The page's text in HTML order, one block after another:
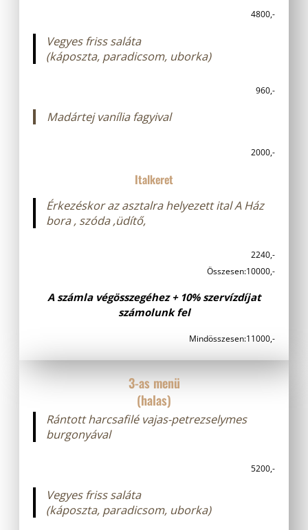
4800,-
Vegyes friss saláta
(káposzta, paradicsom, uborka)
960,-
Madártej vanília fagyival
2000,-
Italkeret
Érkezéskor az asztalra helyezett italA Ház
bora , szóda ,üdítő,
2240,-
Összesen:10000,-
A számla végösszegéhez + 10% szervízdíjat
számolunk fel
Mindösszesen:11000,-
3-as menü
(halas)
Rántott harcsafilé vajas-petrezselymes
burgonyával
5200,-
Vegyes friss saláta
(káposzta, paradicsom, uborka)